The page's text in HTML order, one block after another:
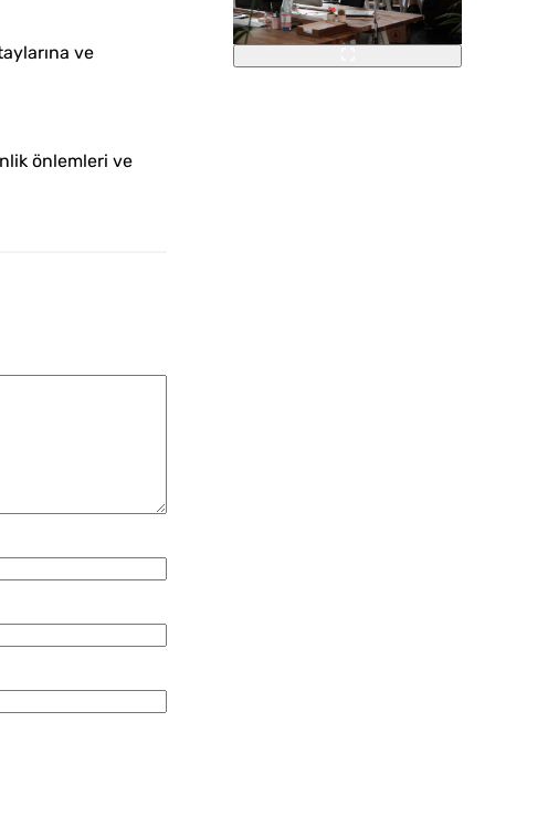
ve
önlemleri ve